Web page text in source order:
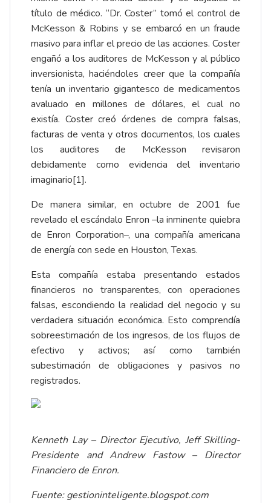
título de médico. “Dr. Coster” tomó el control de
McKesson & Robins y se embarcó en un fraude
masivo para inflar el precio de las acciones. Coster
engañó a los auditores de McKesson y al público
inversionista, haciéndoles creer que la compañía
tenía un inventario gigantesco de medicamentos
avaluado en millones de dólares, el cual no
existía. Coster creó órdenes de compra falsas,
facturas de venta y otros documentos, los cuales
los auditores de McKesson revisaron
debidamente como evidencia del inventario
imaginario[1].
De manera similar, en octubre de 2001 fue
revelado el escándalo Enron –la inminente quiebra
de Enron Corporation–, una compañía americana
de energía con sede en Houston, Texas.
Esta compañía estaba presentando estados
financieros no transparentes, con operaciones
falsas, escondiendo la realidad del negocio y su
verdadera situación económica. Esto comprendía
sobreestimación de los ingresos, de los flujos de
efectivo y activos; así como también
subestimación de obligaciones y pasivos no
registrados.
Kenneth Lay – Director Ejecutivo, Jeff Skilling-
Presidente and Andrew Fastow – Director
Financiero de Enron.
Fuente: gestioninteligente.blogspot.com